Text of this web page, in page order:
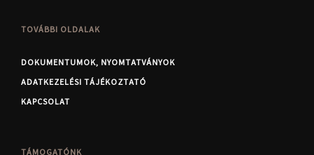
TOVÁBBI OLDALAK
DOKUMENTUMOK, NYOMTATVÁNYOK
ADATKEZELÉSI TÁJÉKOZTATÓ
KAPCSOLAT
TÁMOGATÓNK